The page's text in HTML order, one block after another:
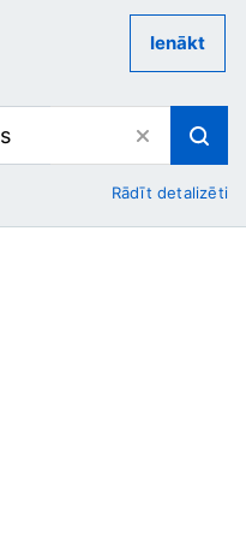
Ienākt
Rādīt detalizēti